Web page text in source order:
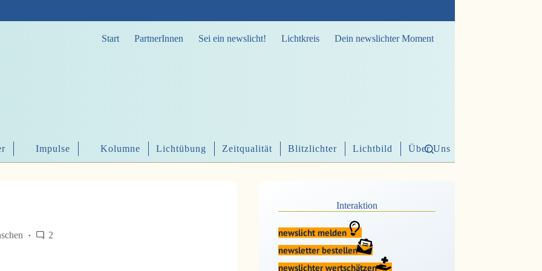
Start PartnerInnen Sei ein newslicht! Lichtkreis Dein newslichter Moment
Impulse Kolumne Lichtübung Zeitqualität Blitzlichter Lichtbild Über Uns
2
Interaktion
newslicht melden
newsletter bestellen
newslichter wertschätzen